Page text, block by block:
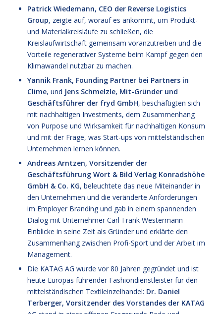
Patrick Wiedemann, CEO der Reverse Logistics
Group, zeigte auf, worauf es ankommt, um Produkt-
und Materialkreisläufe zu schließen, die
Kreislaufwirtschaft gemeinsam voranzutreiben und die
Vorteile regenerativer Systeme beim Kampf gegen den
Klimawandel nutzbar zu machen.
Yannik Frank, Founding Partner bei Partners in
Clime, und Jens Schmelzle, Mit-Gründer und
Geschäftsführer der fryd GmbH, beschäftigten sich
mit nachhaltigen Investments, dem Zusammenhang
von Purpose und Wirksamkeit für nachhaltigen Konsum
und mit der Frage, was Start-ups von mittelständischen
Unternehmen lernen können.
Andreas Arntzen, Vorsitzender der
Geschäftsführung Wort & Bild Verlag Konradshöhe
GmbH & Co. KG, beleuchtete das neue Miteinander in
den Unternehmen und die veränderte Anforderungen
im Employer Branding und gab in einem spannenden
Dialog mit Unternehmer Carl-Frank Westermann
Einblicke in seine Zeit als Gründer und erklärte den
Zusammenhang zwischen Profi-Sport und der Arbeit im
Management.
Die KATAG AG wurde vor 80 Jahren gegründet und ist
heute Europas führender Fashiondienstleister für den
mittelständischen Textileinzelhandel: Dr. Daniel
Terberger, Vorsitzender des Vorstandes der KATAG